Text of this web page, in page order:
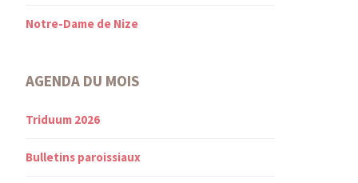
Notre-Dame de Nize
AGENDA DU MOIS
Triduum 2026
Bulletins paroissiaux